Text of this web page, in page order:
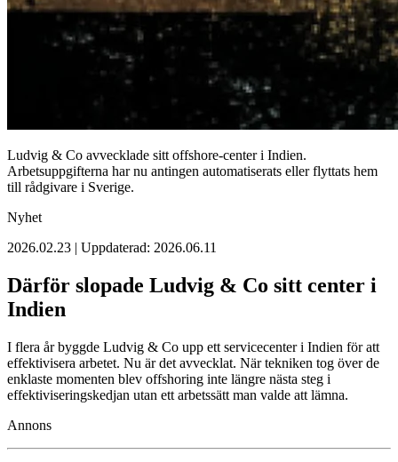
Ludvig & Co avvecklade sitt offshore-center i Indien.
Arbetsuppgifterna har nu antingen automatiserats eller flyttats hem
till rådgivare i Sverige.
Nyhet
2026.02.23 | Uppdaterad: 2026.06.11
Därför slopade Ludvig & Co sitt center i
Indien
I flera år byggde Ludvig & Co upp ett servicecenter i Indien för att
effektivisera arbetet. Nu är det avvecklat. När tekniken tog över de
enklaste momenten blev offshoring inte längre nästa steg i
effektiviseringskedjan utan ett arbetssätt man valde att lämna.
Annons